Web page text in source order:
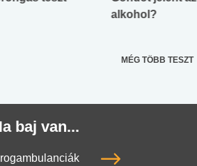
alkohol?
MÉG TÖBB TESZT
baj van...